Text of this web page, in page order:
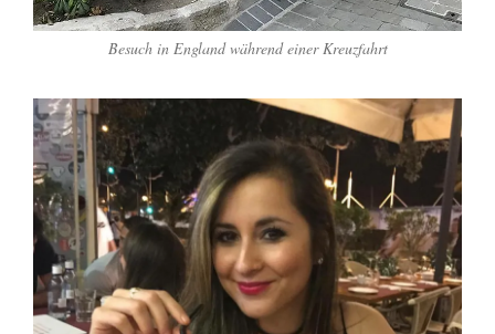
Besuch in England während einer Kreuzfahrt